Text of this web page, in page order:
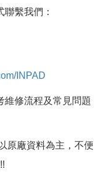
繫我們：
INPAD
維修流程及常見問題
原廠資料為主，不便